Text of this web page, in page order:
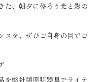
た、朝夕に移ろう光と影の
スを、ぜひご自身の目でご
を弊社製照明器具でライテ